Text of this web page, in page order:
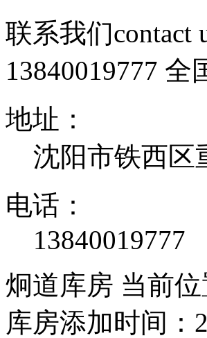
联系我们contact
13840019777 全
地址：
沈阳市铁西区
电话：
13840019777
炯道库房 当前位
库房添加时间：